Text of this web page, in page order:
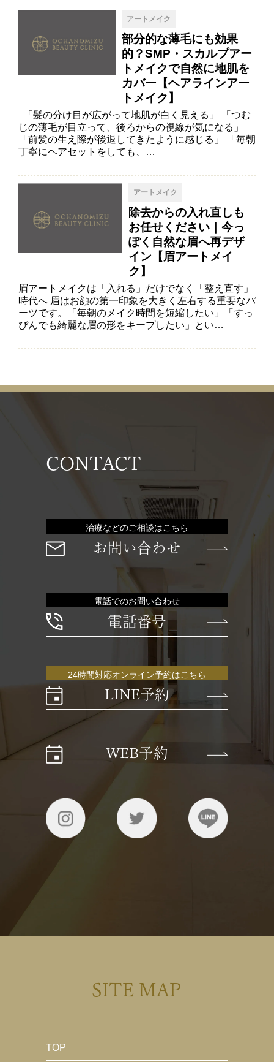
アートメイク
部分的な薄毛にも効果
的？SMP・スカルプアー
トメイクで自然に地肌を
カバー【ヘアラインアー
トメイク】
「髪の分け目が広がって地肌が白く見える」 「つむ
じの薄毛が目立って、後ろからの視線が気になる」
「前髪の生え際が後退してきたように感じる」 「毎朝
丁寧にヘアセットをしても、…
アートメイク
除去からの入れ直しも
お任せください｜今っ
ぽく自然な眉へ再デザ
イン【眉アートメイ
ク】
眉アートメイクは「入れる」だけでなく「整え直す」
時代へ 眉はお顔の第一印象を大きく左右する重要なパ
ーツです。「毎朝のメイク時間を短縮したい」「すっ
ぴんでも綺麗な眉の形をキープしたい」とい…
CONTACT
治療などのご相談はこちら
お問い合わせ
電話でのお問い合わせ
電話番号
24時間対応オンライン予約はこちら
LINE予約
WEB予約
SITE MAP
TOP